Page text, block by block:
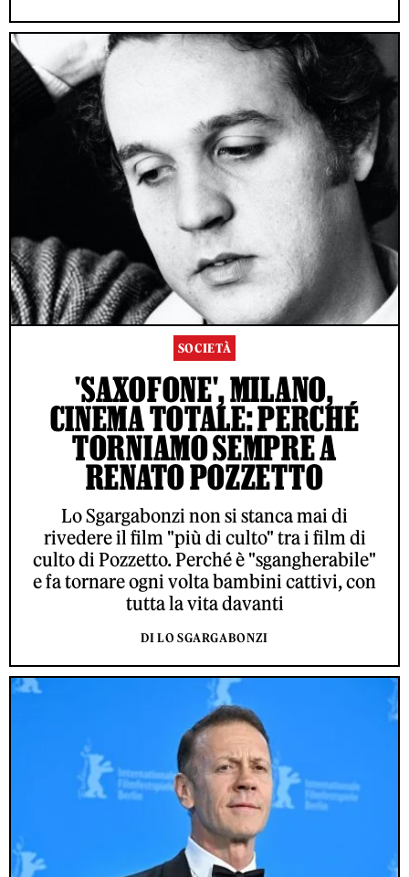
SOCIETÀ
'SAXOFONE', MILANO,
CINEMA TOTALE: PERCHÉ
TORNIAMO SEMPRE A
RENATO POZZETTO
Lo Sgargabonzi non si stanca mai di
rivedere il film "più di culto" tra i film di
culto di Pozzetto. Perché è "sgangherabile"
e fa tornare ogni volta bambini cattivi, con
tutta la vita davanti
DI LO SGARGABONZI